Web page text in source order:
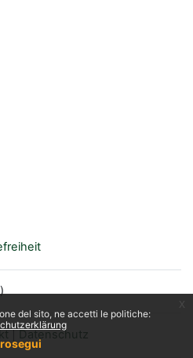
del sito, ne accetti le politiche:
)
Datenschutz